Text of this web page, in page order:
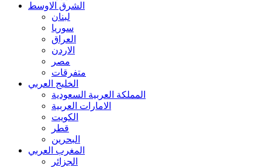
الشرق الاوسط
لبنان
سوريا
العراق
الاردن
مصر
متفرقات
الخليج العربي
المملكة العربية السعودية
الامارات العربية
الكويت
قطر
البحرين
المغرب العربي
الجزائر